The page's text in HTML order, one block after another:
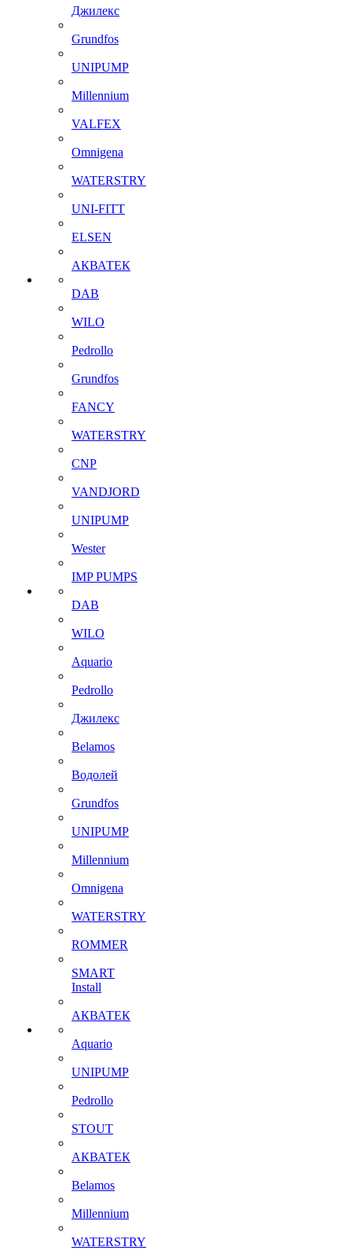
Джилекс
Grundfos
UNIPUMP
Millennium
VALFEX
Omnigena
WATERSTRY
UNI-FITT
ELSEN
АКВАТЕК
DAB
WILO
Pedrollo
Grundfos
FANCY
WATERSTRY
CNP
VANDJORD
UNIPUMP
Wester
IMP PUMPS
DAB
WILO
Aquario
Pedrollo
Джилекс
Belamos
Водолей
Grundfos
UNIPUMP
Millennium
Omnigena
WATERSTRY
ROMMER
SMART
Install
АКВАТЕК
Aquario
UNIPUMP
Pedrollo
STOUT
АКВАТЕК
Belamos
Millennium
WATERSTRY